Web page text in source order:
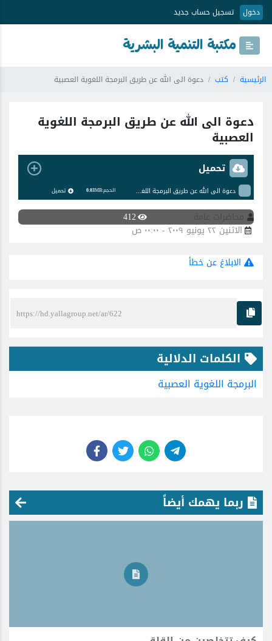
دخول تسجيل حساب جديد
مكتبة التنمية البشرية
الرئيسية كتب دعوة الى الله عن طريق البرمجة اللغوية العصبية
دعوة الى الله عن طريق البرمجة اللغوية
العصبية
تحميل
دعوة الى الله عن طريق البرمجة اللغوية العصبية الحجم: 0.03MB تحميل
محاضرات عامة
الاثنين ٢٢ يونيو ٢٠٠٩ - ٠٠:٠٠ ص
412
الابلاغ عن خطأ
الكلمات الدلالية
البرمجة اللغوية العصبية
ربما يهمك أيضاً